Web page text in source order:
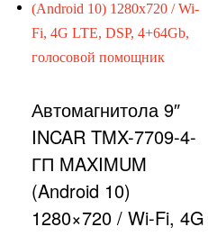
Автомагнитола 9″
INCAR TMX-7709-4-
ГП MAXIMUM
(Android 10)
1280×720 / Wi-Fi, 4G